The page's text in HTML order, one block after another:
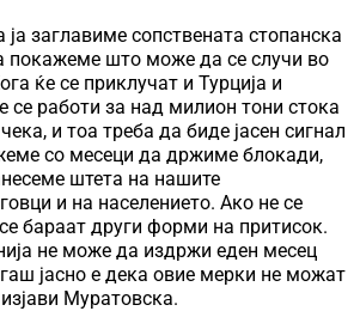
заглавиме сопствената стопанска
покажеме што може да се случи во
ќе се приклучат и Турција и
се работи за над милион тони стока
и тоа треба да биде јасен сигнал
со месеци да држиме блокади,
штета на нашите
и на населението. Ако не се
бараат други форми на притисок.
не може да издржи еден месец
јасно е дека овие мерки не можат
Муратовска.